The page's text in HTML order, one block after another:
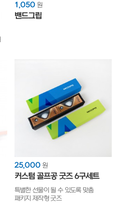
1,050 원
밴드그립
25,000 원
커스텀 골프공 굿즈 6구세트
특별한 선물이 될 수 있도록 맞춤
패키지 제작형 굿즈